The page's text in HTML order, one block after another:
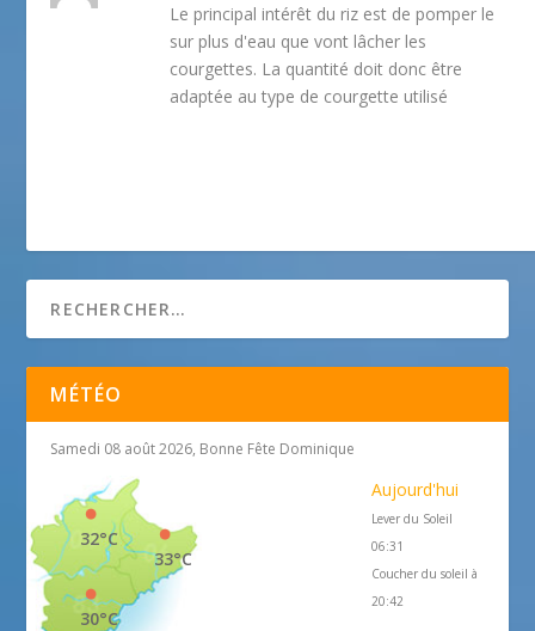
Le principal intérêt du riz est de pomper le
sur plus d'eau que vont lâcher les
courgettes. La quantité doit donc être
adaptée au type de courgette utilisé
MÉTÉO
Samedi 08 août 2026, Bonne Fête Dominique
33°C
32°C
30°C
Aujourd'hui
Lever du Soleil
06:31
Coucher du soleil à
20:42